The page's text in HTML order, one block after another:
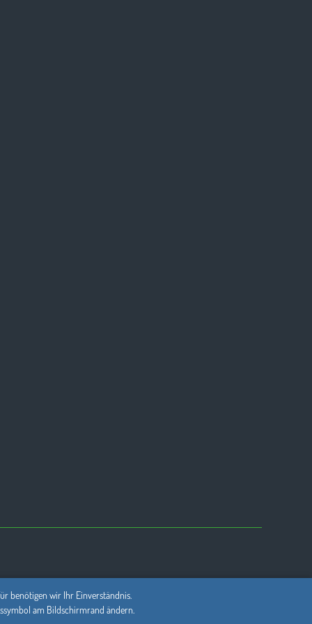
benötigen wir Ihr Einverständnis.
am Bildschirmrand ändern.